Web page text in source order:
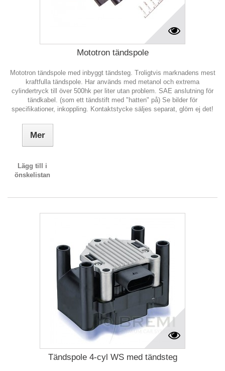
Mototron tändspole
Mototron tändspole med inbyggt tändsteg. Troligtvis marknadens mest
kraftfulla tändspole. Har används med metanol och extrema
cylindertryck till över 500hk per liter utan problem. SAE anslutning för
tändkabel. (som ett tändstift med "hatten" på) Se bilder för
specifikationer, inkoppling. Kontaktstycke säljes separat, glöm ej det!
Mer
Lägg till i
önskelistan
Tändspole 4-cyl WS med tändsteg